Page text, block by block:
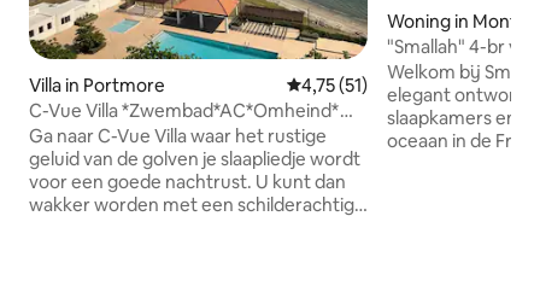
Villa in Portmore Gemiddelde beoordeling van
4,75 (51)
C-Vue Villa *Zwembad*AC*Omheind*
aan zee *
Ga naar C-Vue Villa waar het rustige
geluid van de golven je slaapliedje wordt
voor een goede nachtrust. U kunt dan
wakker worden met een schilderachtig
Woning in
"Smallah" 4-br
zwembad,
Welkom bij
elegant
slaapkamers en
oceaan in de